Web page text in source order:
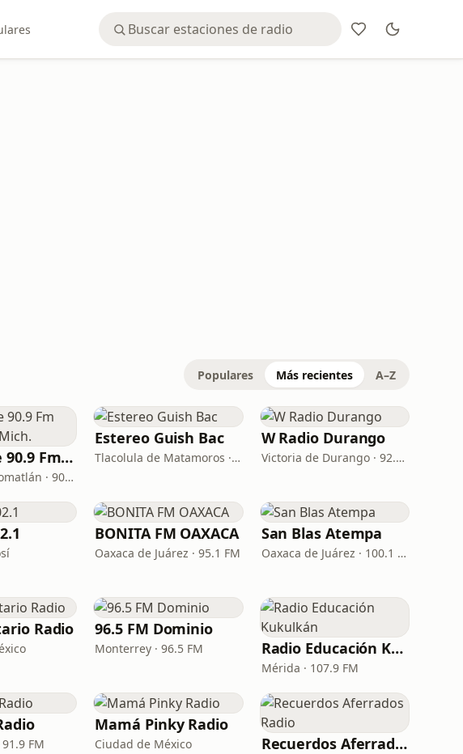
Populares Más recientes A–Z
La Grande 90.9 Fm Buenavista Mich.
Buenavista Tomatlán · 90.9 FM
Estereo Guish Bac
Tlacolula de Matamoros · 93.3 FM
W Radio Durango
Victoria de Durango · 92.5 FM
BONITA FM OAXACA
Oaxaca de Juárez · 95.1 FM
San Blas Atempa
Oaxaca de Juárez · 100.1 FM
Radio 96.5 FM Dominio
Monterrey · 96.5 FM Radio Educación Kukulkán
Mérida · 107.9 FM
FM
Mamá Pinky Radio
Ciudad de México Recuerdos Aferrados Radio